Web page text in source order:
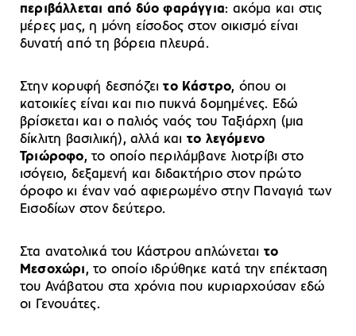
περιβάλλεται από δύο φαράγγια: ακόμα και στις
μέρες μας, η μόνη είσοδος στον οικισμό είναι
δυνατή από τη βόρεια πλευρά.
Στην κορυφή δεσπόζειτο Κάστρο, όπου οι
κατοικίες είναι και πιο πυκνά δομημένες. Εδώ
βρίσκεται και ο παλιός ναός του Ταξιάρχη (μια
δίκλιτη βασιλική), αλλά και το λεγόμενο
Τριώροφο, το οποίο περιλάμβανε λιοτρίβι στο
ισόγειο, δεξαμενή και διδακτήριο στον πρώτο
όροφο κι έναν ναό αφιερωμένο στην Παναγιά των
Εισοδίων στον δεύτερο.
Στα ανατολικά του Κάστρου απλώνεται το
Μεσοχώρι, το οποίο ιδρύθηκε κατά την επέκταση
του Ανάβατου στα χρόνια που κυριαρχούσαν εδώ
οι Γενουάτες.